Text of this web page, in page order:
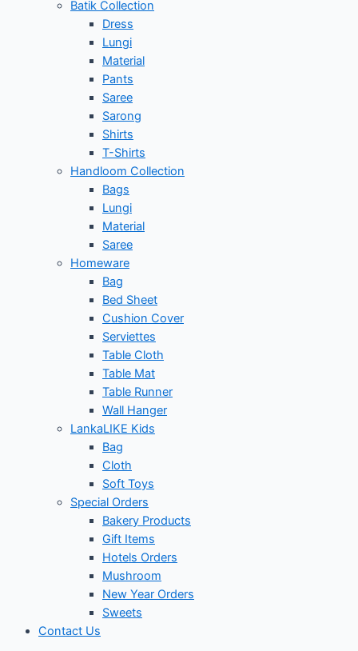
Batik Collection
Dress
Lungi
Material
Pants
Saree
Sarong
Shirts
T-Shirts
Handloom Collection
Bags
Lungi
Material
Saree
Homeware
Bag
Bed Sheet
Cushion Cover
Serviettes
Table Cloth
Table Mat
Table Runner
Wall Hanger
LankaLIKE Kids
Bag
Cloth
Soft Toys
Special Orders
Bakery Products
Gift Items
Hotels Orders
Mushroom
New Year Orders
Sweets
Contact Us